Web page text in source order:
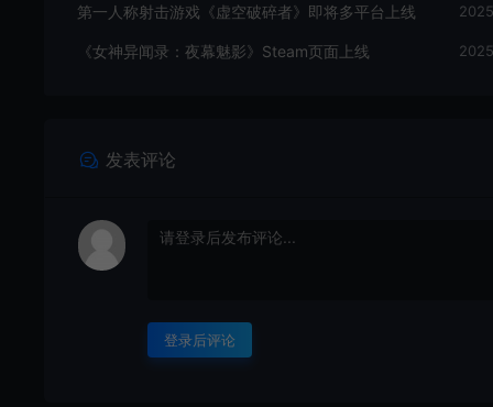
第一人称射击游戏《虚空破碎者》即将多平台上线
《女神异闻录：夜幕魅影》Steam页面上线
发表评论
登录后评论